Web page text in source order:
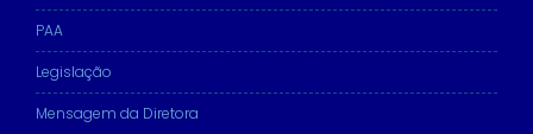
PAA
Legislação
Mensagem da Diretora